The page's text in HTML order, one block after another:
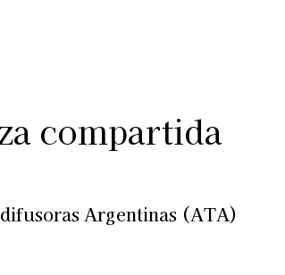
compartida
Argentinas (ATA)